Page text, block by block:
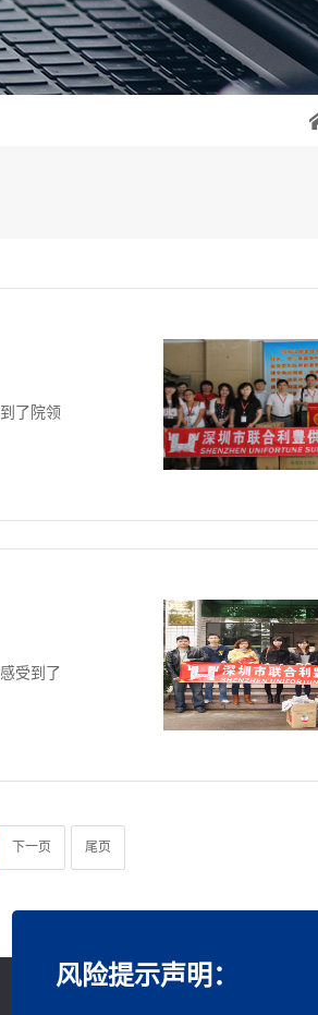
了院领
受到了
下一页 尾页
风险提示声明：